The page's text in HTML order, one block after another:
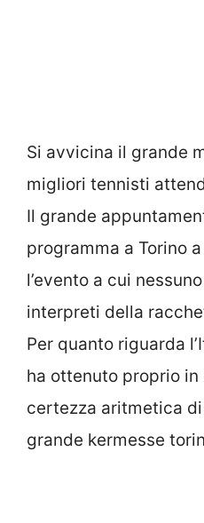
Si avvicina il grande
migliori tennisti
Il grande
programma a Torino
l’evento a cui
interpreti della
Per quanto riguarda
ha ottenuto proprio
certezza aritmetica
grande kermesse